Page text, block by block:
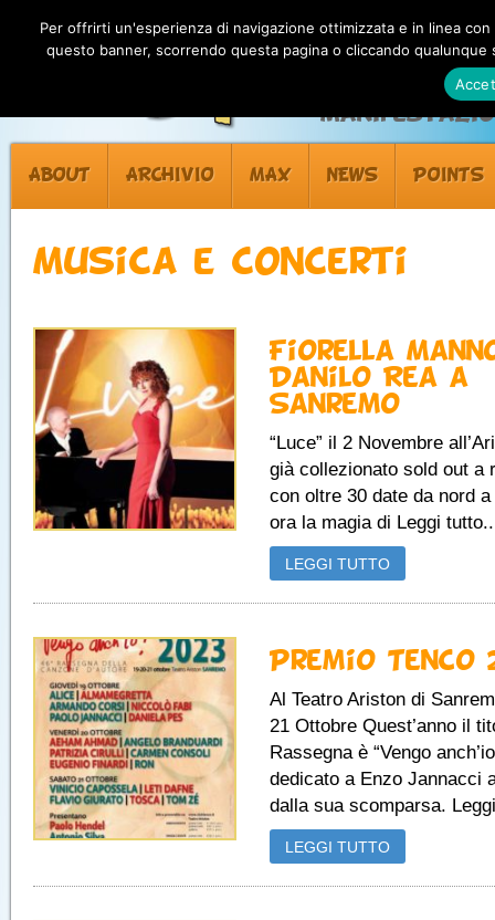
ABOUT ARCHIVIO MAX NEWS POINTS
Musica e concerti
Fiorella
Danilo Rea a
Sanremo
“Luce” il 2 Novembre
già collezionato sold out a
con oltre 30 date da nord
ora la magia di Leggi
LEGGI TUTTO
Premio Tenco
Al Teatro Ariston di
21 Ottobre Quest’anno il
Rassegna è “Vengo
dedicato a Enzo Jannacci
dalla sua scomparsa.
LEGGI TUTTO
Per offrirti un'esperienza di navigazione ottimizzata e in linea
questo banner, scorrendo questa pagina o cliccando